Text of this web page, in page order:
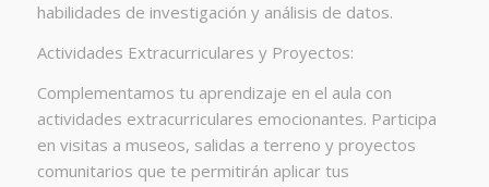
habilidades de investigación y análisis de datos.
Actividades Extracurriculares y Proyectos:
Complementamos tu aprendizaje en el aula con
actividades extracurriculares emocionantes. Participa
en visitas a museos, salidas a terreno y proyectos
comunitarios que te permitirán aplicar tus